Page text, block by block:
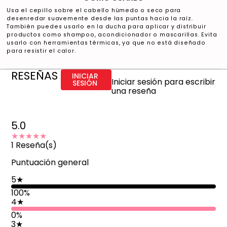
Usa el cepillo sobre el cabello húmedo o seco para
desenredar suavemente desde las puntas hacia la raíz.
También puedes usarlo en la ducha para aplicar y distribuir
productos como shampoo, acondicionador o mascarillas. Evita
usarlo con herramientas térmicas, ya que no está diseñado
para resistir el calor.
RESEÑAS INICIAR
SESIÓN Iniciar sesión para escribir
una reseña
5.0
★★★★★
1 Reseña(s)
Puntuación general
5★
100%
4★
0%
3★